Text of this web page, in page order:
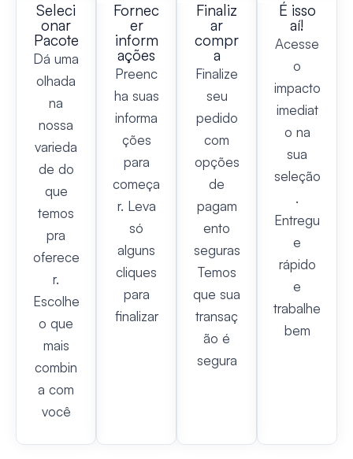
Seleci
onar
Pacote
Dá uma
olhada
na
nossa
varieda
de do
que
temos
pra
oferece
r.
Escolhe
o que
mais
combin
a com
você
Fornec
er
inform
ações
Preenc
ha suas
informa
ções
para
começa
r. Leva
só
alguns
cliques
para
finalizar
Finaliz
ar
compr
a
Finalize
seu
pedido
com
opções
de
pagam
ento
seguras
Temos
que sua
transaç
ão é
segura
É isso
aí!
Acesse
o
impacto
imediat
o na
sua
seleção
.
Entregu
e
rápido
e
trabalhe
bem